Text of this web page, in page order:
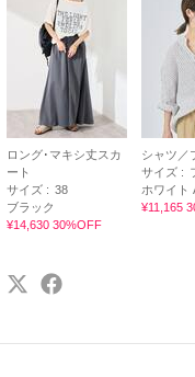
ロング･マキシ丈スカ
ート
サイズ : 38
ブラック
¥14,630 30%OFF
シャツ／
サイズ :
ホワイト
¥11,165